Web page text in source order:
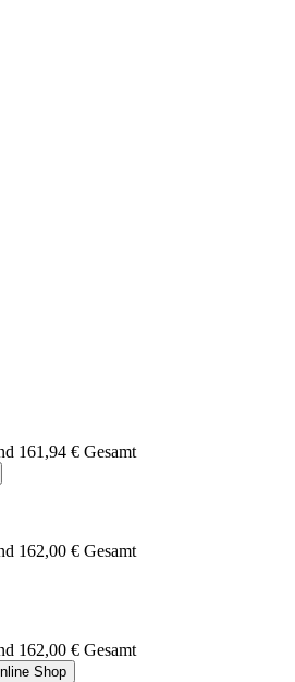
161,94 € Gesamt
162,00 € Gesamt
162,00 € Gesamt
Shop